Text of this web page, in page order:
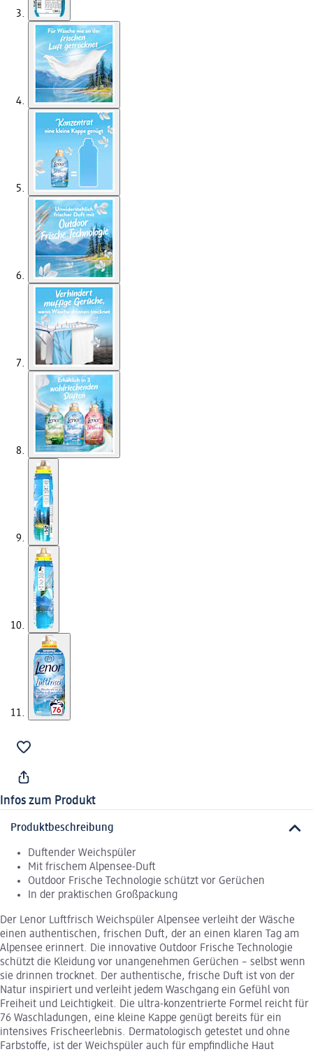
Infos zum Produkt
Produktbeschreibung
Duftender Weichspüler
Mit frischem Alpensee-Duft
Outdoor Frische Technologie schützt vor Gerüchen
In der praktischen Großpackung
Der Lenor Luftfrisch Weichspüler Alpensee verleiht der Wäsche
einen authentischen, frischen Duft, der an einen klaren Tag am
Alpensee erinnert. Die innovative Outdoor Frische Technologie
schützt die Kleidung vor unangenehmen Gerüchen – selbst wenn
sie drinnen trocknet. Der authentische, frische Duft ist von der
Natur inspiriert und verleiht jedem Waschgang ein Gefühl von
Freiheit und Leichtigkeit. Die ultra-konzentrierte Formel reicht für
76 Waschladungen, eine kleine Kappe genügt bereits für ein
intensives Frischeerlebnis. Dermatologisch getestet und ohne
Farbstoffe, ist der Weichspüler auch für empfindliche Haut